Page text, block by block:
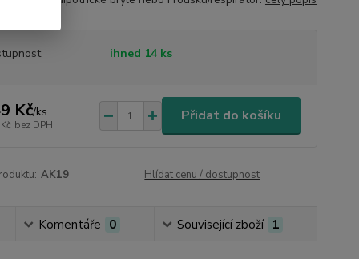
ihned 14 ks
Kč/ks
bez DPH
Přidat do košíku
AK19 Hlídat cenu / dostupnost
Komentáře 0 Související zboží 1